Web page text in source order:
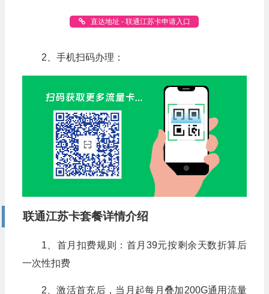
直达地址 - 联通江苏卡申请入口
2、手机扫码办理：
联通江苏卡套餐详情介绍
1、首月扣费规则：首月39元按剩余天数折算后
一次性扣费
2、激活首充后，当月起每月叠加200G通用流量